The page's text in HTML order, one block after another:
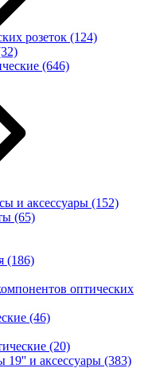
розеток (124)
(646)
и аксессуары (152)
(65)
(186)
оптических
(46)
(20)
19'' и аксессуары (383)